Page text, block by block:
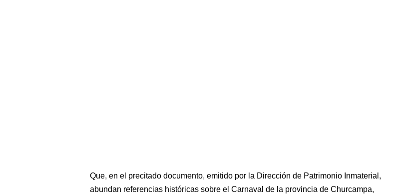
Que, en el precitado documento, emitido por la Dirección de Patrimonio Inmaterial,
abundan referencias históricas sobre el Carnaval de la provincia de Churcampa,